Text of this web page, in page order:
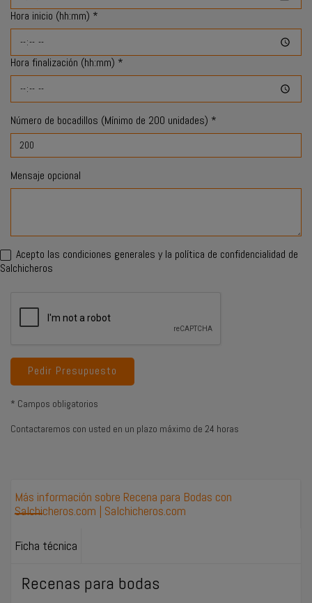
Hora inicio (hh:mm) *
Hora finalización (hh:mm) *
Número de bocadillos (Mínimo de 200 unidades) *
Mensaje opcional
Acepto las condiciones generales y la política de confidencialidad de
Salchicheros
Pedir Presupuesto
* Campos obligatorios
Contactaremos con usted en un plazo máximo de 24 horas
Más información sobre Recena para Bodas con
Salchicheros.com | Salchicheros.com
Ficha técnica
Recenas para bodas